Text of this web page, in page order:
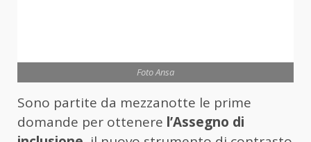
Foto Ansa
Sono partite da mezzanotte le prime
domande per ottenere l’Assegno di